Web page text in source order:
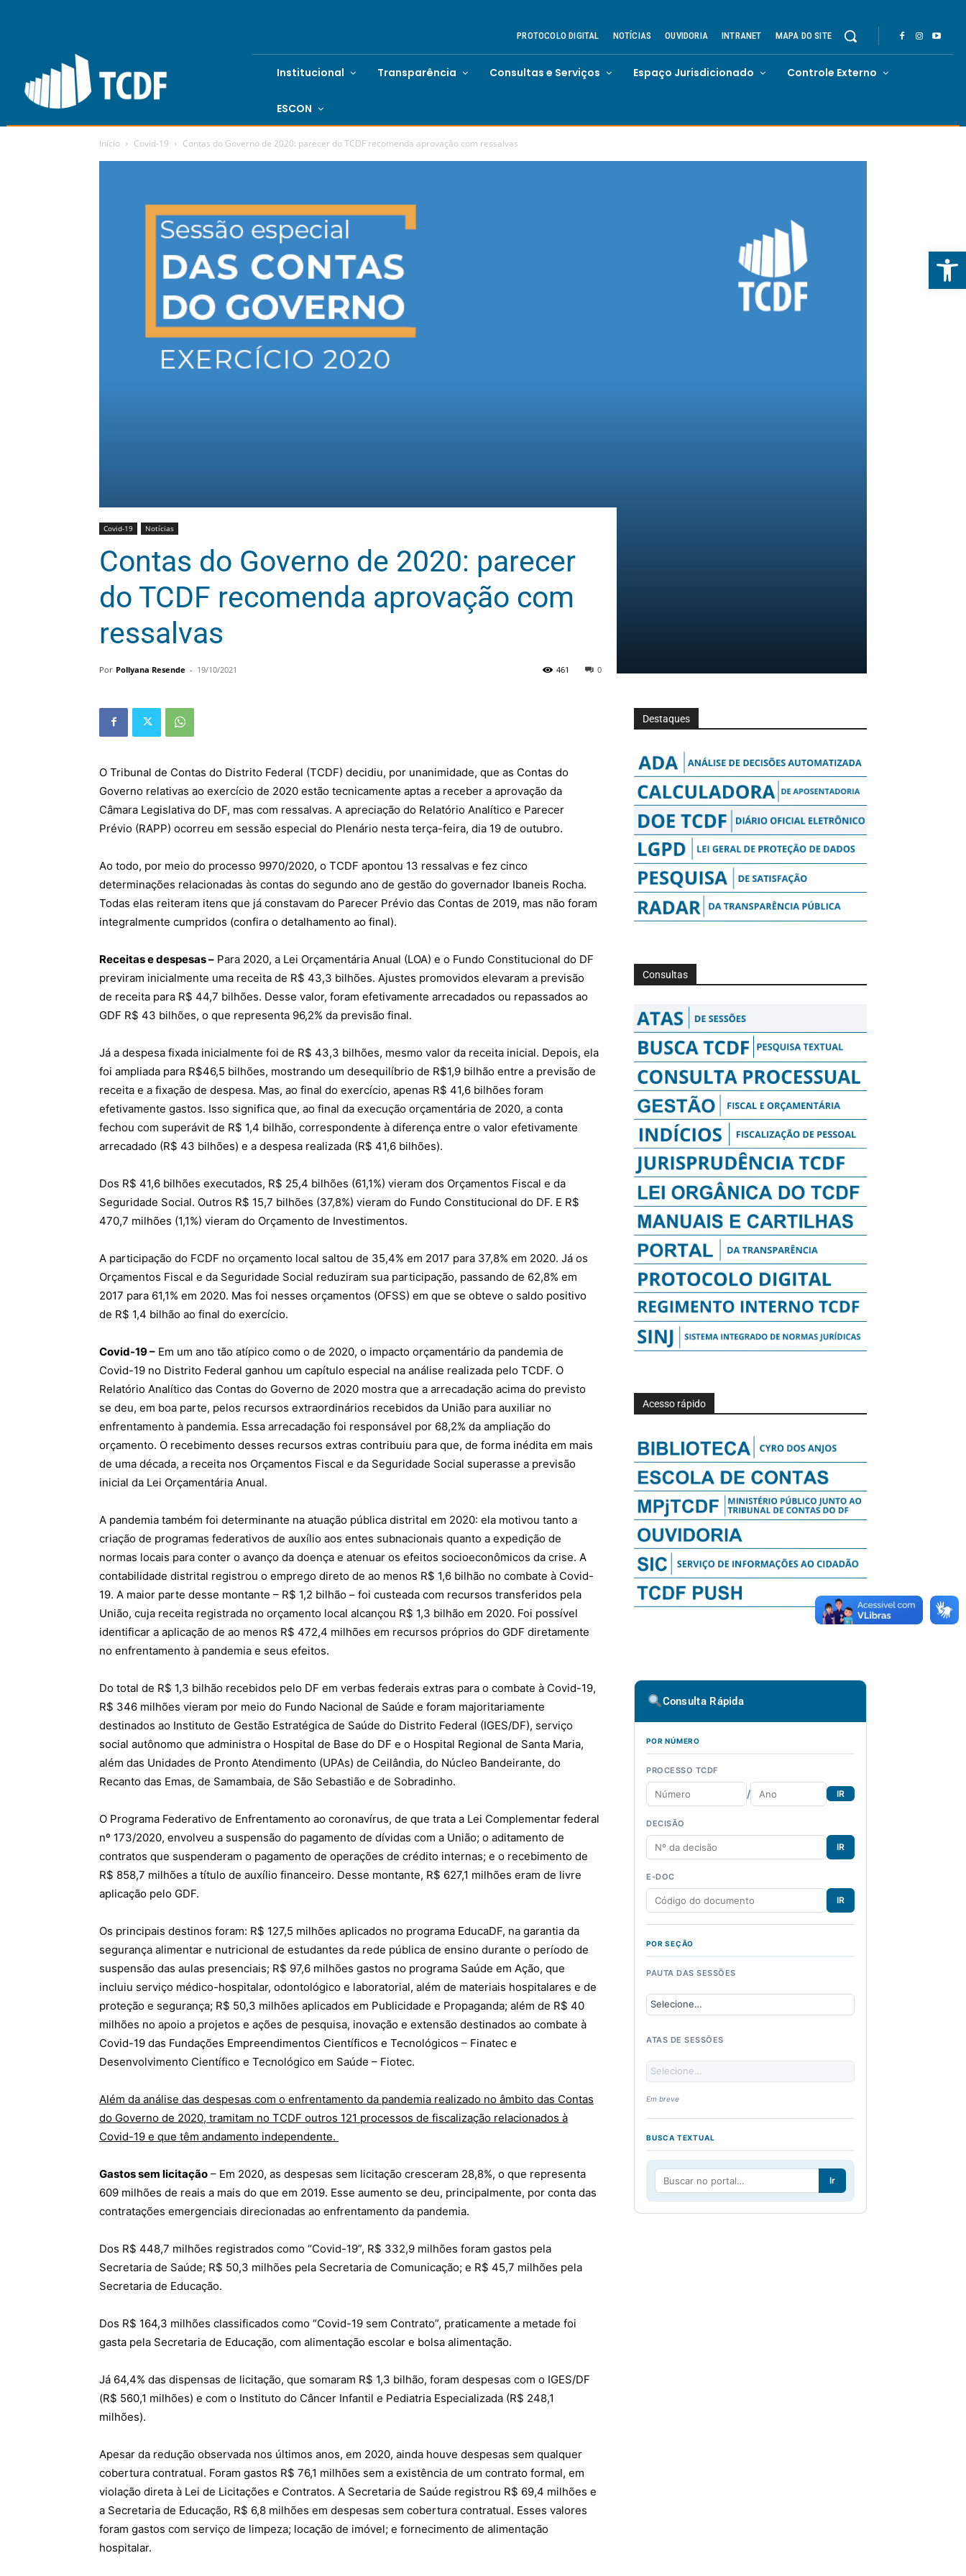
Abrir
PROTOCOLO DIGITAL NOTÍCIAS OUVIDORIA INTRANET MAPA DO SITE
Institucional Transparência Consultas e Serviços Espaço Jurisdicionado Controle Externo
ESCON
Início Covid-19 Contas do Governo de 2020: parecer do TCDF recomenda aprovação com ressalvas
Covid-19 Notícias
Contas do Governo de 2020: parecer
do TCDF recomenda aprovação com
ressalvas
Por Pollyana Resende - 19/10/2021 0
461
O Tribunal de Contas do Distrito Federal (TCDF) decidiu, por unanimidade, que as Contas do
Governo relativas ao exercício de 2020 estão tecnicamente aptas a receber a aprovação da
Câmara Legislativa do DF, mas com ressalvas. A apreciação do Relatório Analítico e Parecer
Prévio (RAPP) ocorreu em sessão especial do Plenário nesta terça-feira, dia 19 de outubro.
Ao todo, por meio do processo 9970/2020, o TCDF apontou 13 ressalvas e fez cinco
determinações relacionadas às contas do segundo ano de gestão do governador Ibaneis Rocha.
Todas elas reiteram itens que já constavam do Parecer Prévio das Contas de 2019, mas não foram
integralmente cumpridos (confira o detalhamento ao final).
Receitas e despesas – Para 2020, a Lei Orçamentária Anual (LOA) e o Fundo Constitucional do DF
previram inicialmente uma receita de R$ 43,3 bilhões. Ajustes promovidos elevaram a previsão
de receita para R$ 44,7 bilhões. Desse valor, foram efetivamente arrecadados ou repassados ao
GDF R$ 43 bilhões, o que representa 96,2% da previsão final.
Já a despesa fixada inicialmente foi de R$ 43,3 bilhões, mesmo valor da receita inicial. Depois, ela
foi ampliada para R$46,5 bilhões, mostrando um desequilíbrio de R$1,9 bilhão entre a previsão de
receita e a fixação de despesa. Mas, ao final do exercício, apenas R$ 41,6 bilhões foram
efetivamente gastos. Isso significa que, ao final da execução orçamentária de 2020, a conta
fechou com superávit de R$ 1,4 bilhão, correspondente à diferença entre o valor efetivamente
arrecadado (R$ 43 bilhões) e a despesa realizada (R$ 41,6 bilhões).
Dos R$ 41,6 bilhões executados, R$ 25,4 bilhões (61,1%) vieram dos Orçamentos Fiscal e da
Seguridade Social. Outros R$ 15,7 bilhões (37,8%) vieram do Fundo Constitucional do DF. E R$
470,7 milhões (1,1%) vieram do Orçamento de Investimentos.
A participação do FCDF no orçamento local saltou de 35,4% em 2017 para 37,8% em 2020. Já os
Orçamentos Fiscal e da Seguridade Social reduziram sua participação, passando de 62,8% em
2017 para 61,1% em 2020. Mas foi nesses orçamentos (OFSS) em que se obteve o saldo positivo
de R$ 1,4 bilhão ao final do exercício.
Covid-19 – Em um ano tão atípico como o de 2020, o impacto orçamentário da pandemia de
Covid-19 no Distrito Federal ganhou um capítulo especial na análise realizada pelo TCDF. O
Relatório Analítico das Contas do Governo de 2020 mostra que a arrecadação acima do previsto
se deu, em boa parte, pelos recursos extraordinários recebidos da União para auxiliar no
enfrentamento à pandemia. Essa arrecadação foi responsável por 68,2% da ampliação do
orçamento. O recebimento desses recursos extras contribuiu para que, de forma inédita em mais
de uma década, a receita nos Orçamentos Fiscal e da Seguridade Social superasse a previsão
inicial da Lei Orçamentária Anual.
A pandemia também foi determinante na atuação pública distrital em 2020: ela motivou tanto a
criação de programas federativos de auxílio aos entes subnacionais quanto a expedição de
normas locais para conter o avanço da doença e atenuar os efeitos socioeconômicos da crise. A
contabilidade distrital registrou o emprego direto de ao menos R$ 1,6 bilhão no combate à Covid-
19. A maior parte desse montante – R$ 1,2 bilhão – foi custeada com recursos transferidos pela
União, cuja receita registrada no orçamento local alcançou R$ 1,3 bilhão em 2020. Foi possível
identificar a aplicação de ao menos R$ 472,4 milhões em recursos próprios do GDF diretamente
no enfrentamento à pandemia e seus efeitos.
Do total de R$ 1,3 bilhão recebidos pelo DF em verbas federais extras para o combate à Covid-19,
R$ 346 milhões vieram por meio do Fundo Nacional de Saúde e foram majoritariamente
destinados ao Instituto de Gestão Estratégica de Saúde do Distrito Federal (IGES/DF), serviço
social autônomo que administra o Hospital de Base do DF e o Hospital Regional de Santa Maria,
além das Unidades de Pronto Atendimento (UPAs) de Ceilândia, do Núcleo Bandeirante, do
Recanto das Emas, de Samambaia, de São Sebastião e de Sobradinho.
O Programa Federativo de Enfrentamento ao coronavírus, de que trata a Lei Complementar federal
nº 173/2020, envolveu a suspensão do pagamento de dívidas com a União; o aditamento de
contratos que suspenderam o pagamento de operações de crédito internas; e o recebimento de
R$ 858,7 milhões a título de auxílio financeiro. Desse montante, R$ 627,1 milhões eram de livre
aplicação pelo GDF.
Os principais destinos foram: R$ 127,5 milhões aplicados no programa EducaDF, na garantia da
segurança alimentar e nutricional de estudantes da rede pública de ensino durante o período de
suspensão das aulas presenciais; R$ 97,6 milhões gastos no programa Saúde em Ação, que
incluiu serviço médico-hospitalar, odontológico e laboratorial, além de materiais hospitalares e de
proteção e segurança; R$ 50,3 milhões aplicados em Publicidade e Propaganda; além de R$ 40
milhões no apoio a projetos e ações de pesquisa, inovação e extensão destinados ao combate à
Covid-19 das Fundações Empreendimentos Científicos e Tecnológicos – Finatec e
Desenvolvimento Científico e Tecnológico em Saúde – Fiotec.
Além da análise das despesas com o enfrentamento da pandemia realizado no âmbito das Contas
do Governo de 2020, tramitam no TCDF outros 121 processos de fiscalização relacionados à
Covid-19 e que têm andamento independente.
Gastos sem licitação – Em 2020, as despesas sem licitação cresceram 28,8%, o que representa
609 milhões de reais a mais do que em 2019. Esse aumento se deu, principalmente, por conta das
contratações emergenciais direcionadas ao enfrentamento da pandemia.
Dos R$ 448,7 milhões registrados como “Covid-19”, R$ 332,9 milhões foram gastos pela
Secretaria de Saúde; R$ 50,3 milhões pela Secretaria de Comunicação; e R$ 45,7 milhões pela
Secretaria de Educação.
Dos R$ 164,3 milhões classificados como “Covid-19 sem Contrato”, praticamente a metade foi
gasta pela Secretaria de Educação, com alimentação escolar e bolsa alimentação.
Já 64,4% das dispensas de licitação, que somaram R$ 1,3 bilhão, foram despesas com o IGES/DF
(R$ 560,1 milhões) e com o Instituto do Câncer Infantil e Pediatria Especializada (R$ 248,1
milhões).
Apesar da redução observada nos últimos anos, em 2020, ainda houve despesas sem qualquer
cobertura contratual. Foram gastos R$ 76,1 milhões sem a existência de um contrato formal, em
violação direta à Lei de Licitações e Contratos. A Secretaria de Saúde registrou R$ 69,4 milhões e
a Secretaria de Educação, R$ 6,8 milhões em despesas sem cobertura contratual. Esses valores
foram gastos com serviço de limpeza; locação de imóvel; e fornecimento de alimentação
hospitalar.
Destaques
Consultas
Acesso rápido
Consulta Rápida
POR NÚMERO
PROCESSO TCDF
/ IR
DECISÃO
IR
E-DOC
IR
POR SEÇÃO
PAUTA DAS SESSÕES
ATAS DE SESSÕES
Em breve
BUSCA TEXTUAL
Ir